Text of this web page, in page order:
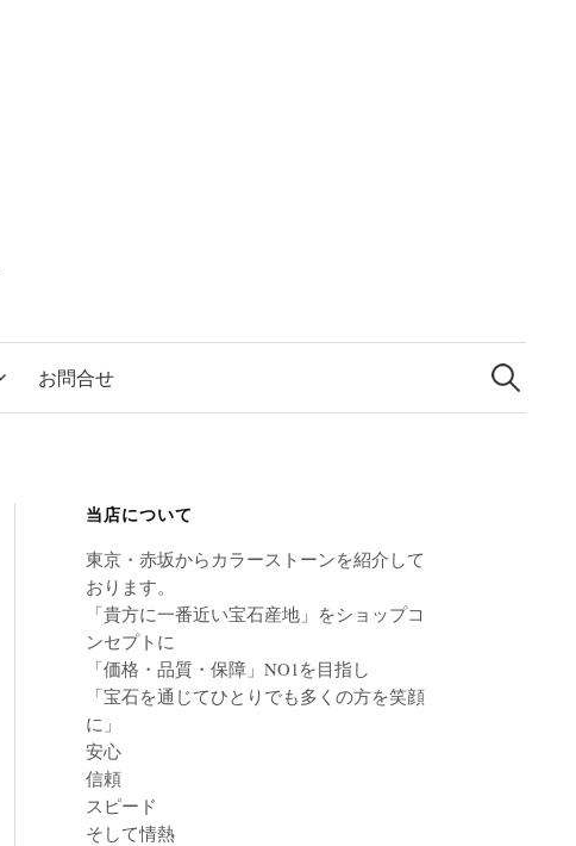
お問合せ
検
索:
当店について
東京・赤坂からカラーストーンを紹介して
おります。
「貴方に一番近い宝石産地」をショップコ
ンセプトに
「価格・品質・保障」NO1を目指し
「宝石を通じてひとりでも多くの方を笑顔
に」
安心
信頼
スピード
そして情熱